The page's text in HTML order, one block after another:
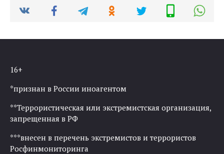
16+
*признан в России иноагентом
**Террористическая или экстремистская организация,
запрещенная в РФ
***внесен в перечень экстремистов и террористов
Росфинмониторинга